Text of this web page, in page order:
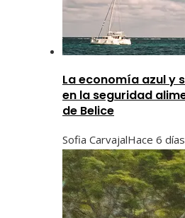
La economía azul y
en la seguridad
de Belice
Sofia CarvajalHace 6 días